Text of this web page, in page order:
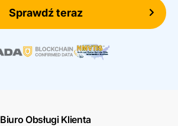
Sprawdź teraz
Biuro Obsługi Klienta